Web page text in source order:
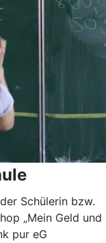
Schülerin bzw.
„Mein Geld und
pur eG